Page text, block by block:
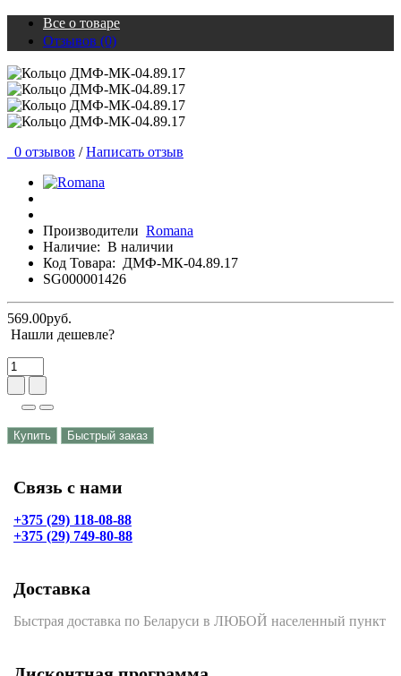
Все о товаре
Отзывов (0)
0 отзывов / Написать отзыв
Производители Romana
Наличие: В наличии
Код Товара: ДМФ-МК-04.89.17
SG000001426
569.00руб.
Нашли дешевле?
Купить Быстрый заказ
Связь с нами
+375 (29) 118-08-88
+375 (29) 749-80-88
Доставка
Быстрая доставка по Беларуси в ЛЮБОЙ населенный пункт